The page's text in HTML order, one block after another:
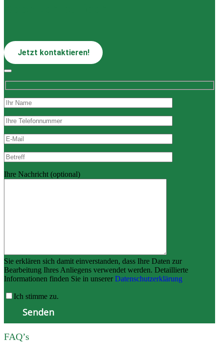
Jetzt kontaktieren!
Ihre Nachricht (optional)
Sie erklären sich damit einverstanden, dass Ihre Daten zur
Bearbeitung Ihres Anliegens verwendet werden. Detaillierte
Informationen finden Sie in unserer Datenschutzerklärung
Ich stimme zu.
FAQ’s